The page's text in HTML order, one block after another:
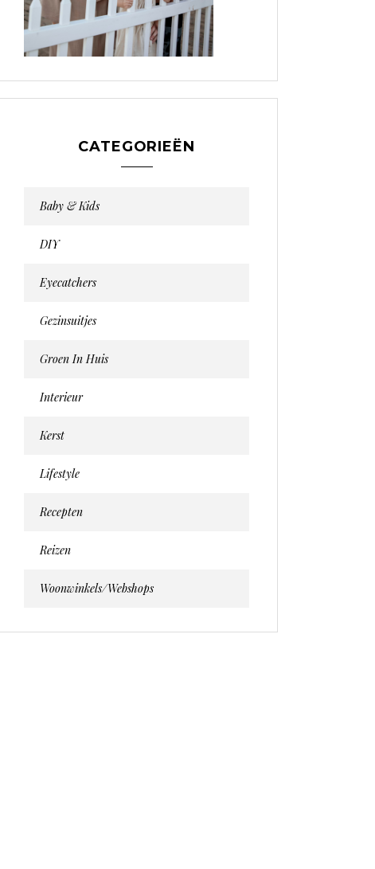
CATEGORIEËN
Baby & Kids
DIY
Eyecatchers
Gezinsuitjes
Groen In Huis
Interieur
Kerst
Lifestyle
Recepten
Reizen
Woonwinkels/webshops